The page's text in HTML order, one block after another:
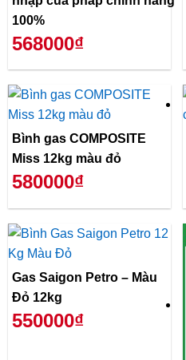
100%
568000₫
Bình gas COMPOSITE
Miss 12kg màu đỏ
580000₫
Gas Saigon Petro – Màu
Đỏ 12kg
550000₫